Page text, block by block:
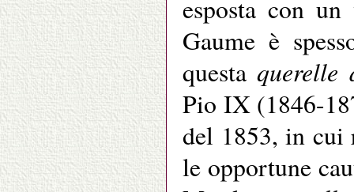
esposta con
Gaume è
questaquerelle
Pio IX (1846-
del 1853, in cui
le opportune